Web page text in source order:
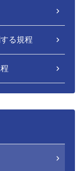
る規程